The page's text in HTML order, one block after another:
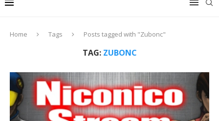
Home Tags Posts tagged with "Zubonc"
TAG: ZUBONC